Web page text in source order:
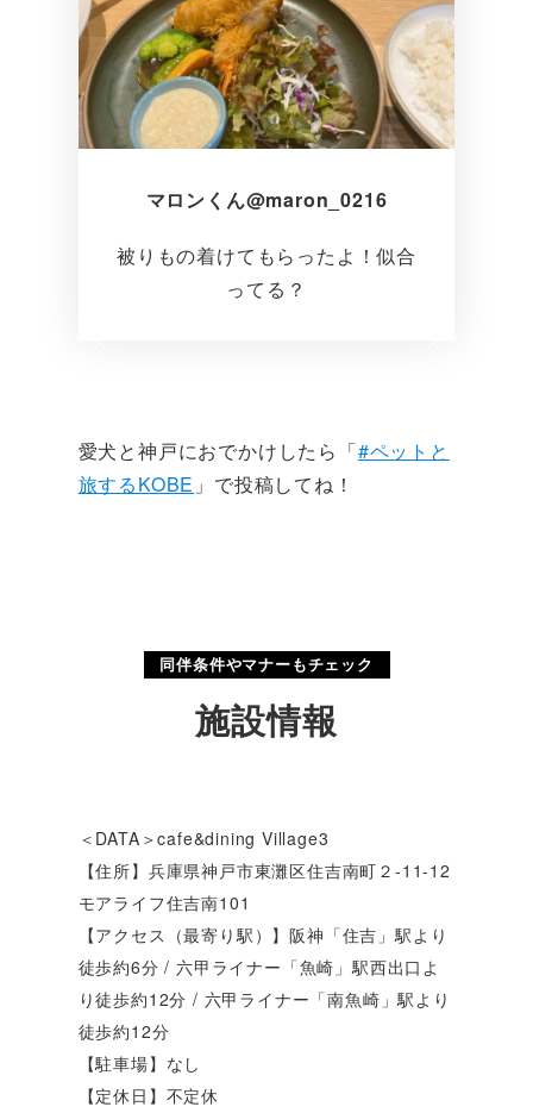
マロンくん@maron_0216
被りもの着けてもらったよ！似合
ってる？
愛犬と神戸におでかけしたら「#ペットと
旅するKOBE 」で投稿してね！
同伴条件やマナーもチェック
施設情報
＜DATA＞cafe&dining Village3
【住所】兵庫県神戸市東灘区住吉南町２‐11-12
モアライフ住吉南101
【アクセス（最寄り駅）】阪神「住吉」駅より
徒歩約6分 / 六甲ライナー「魚崎」駅西出口よ
り徒歩約12分 / 六甲ライナー「南魚崎」駅より
徒歩約12分
【駐車場】なし
【定休日】不定休